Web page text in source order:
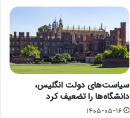
سیاست‌های دولت انگلیس،
دانشگاه‌ها را تضعیف کرد
۱۴۰۵-۰۵-۱۶